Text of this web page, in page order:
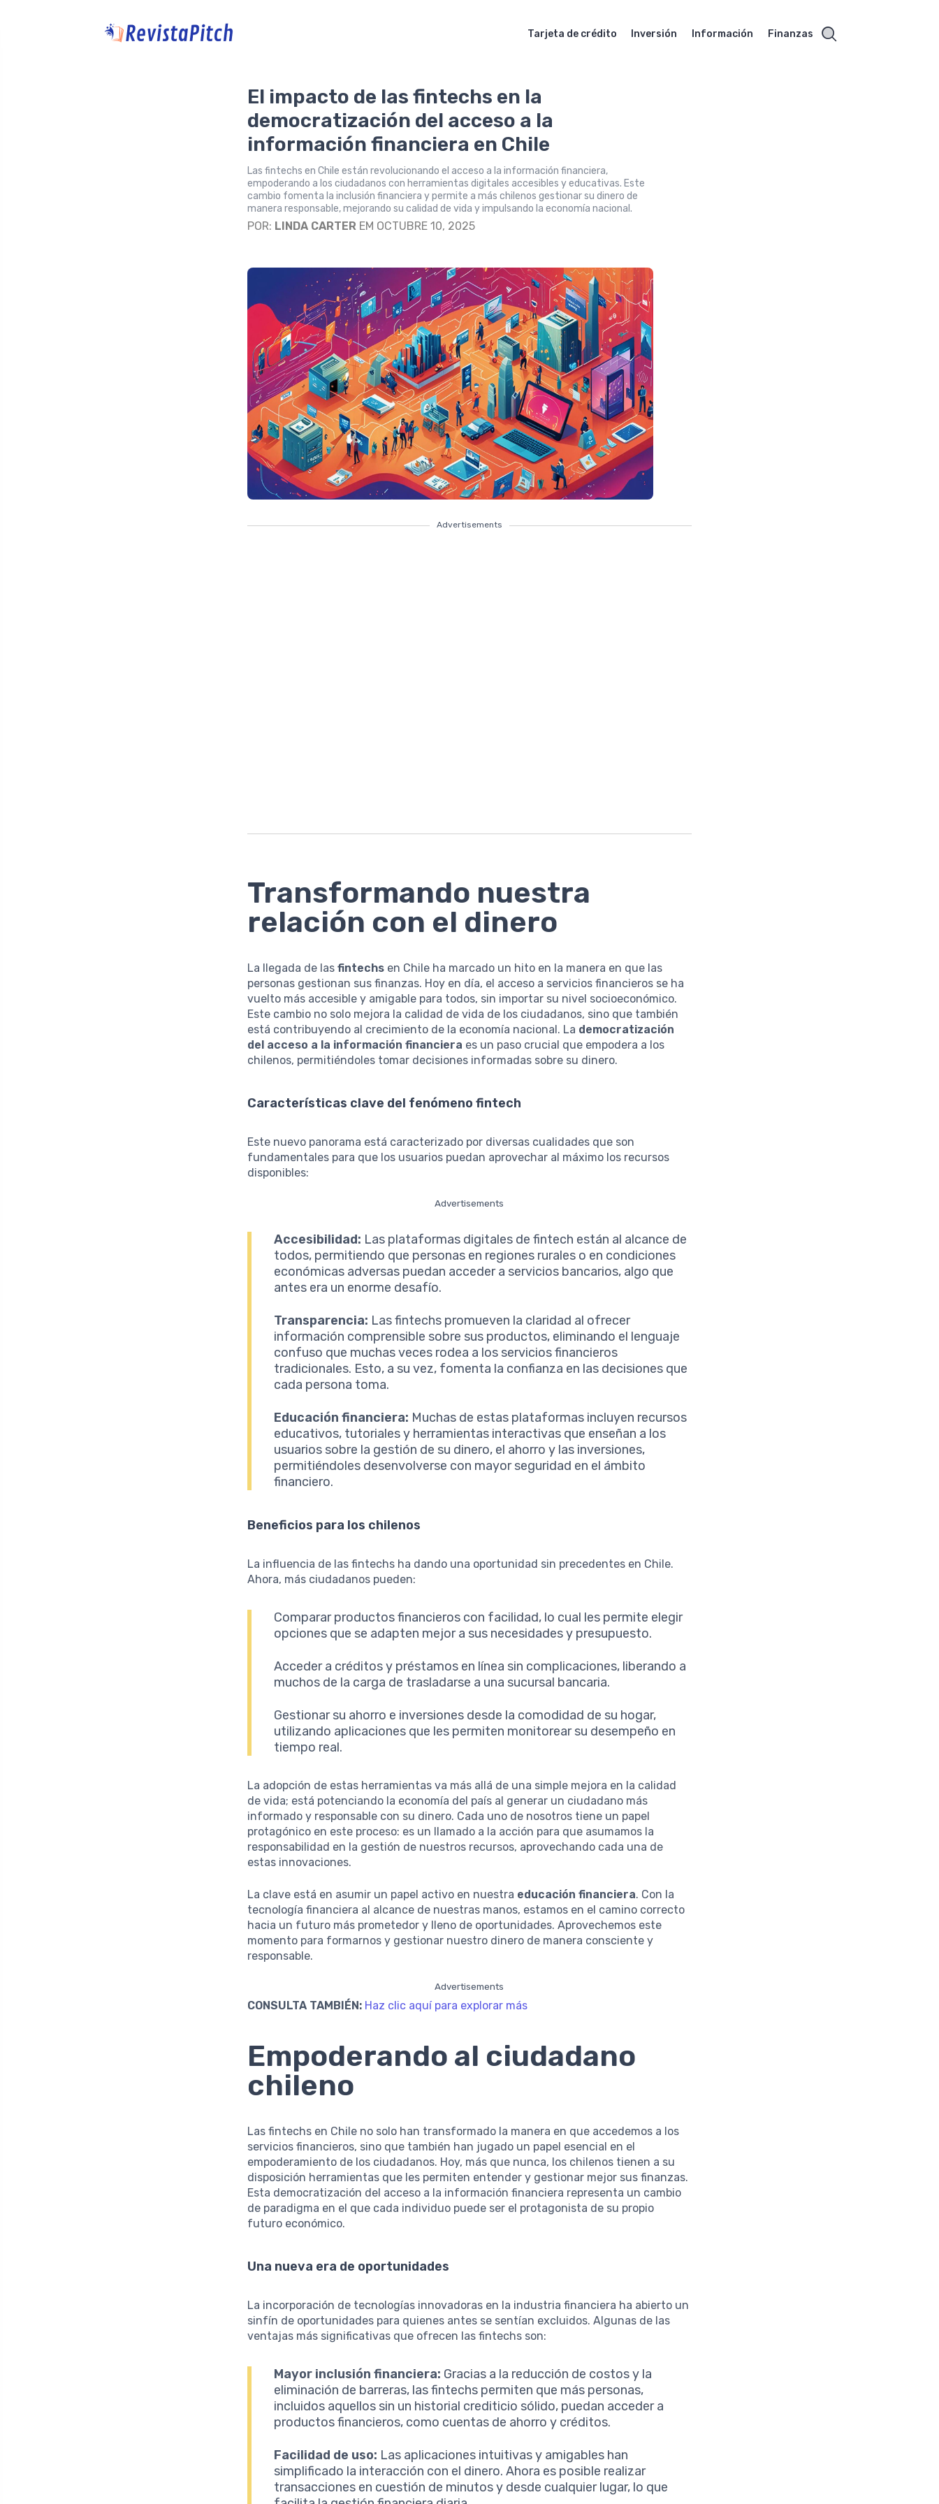
Tarjeta de crédito Inversión Información Finanzas
El impacto de las fintechs en la
democratización del acceso a la
información financiera en Chile
Las fintechs en Chile están revolucionando el acceso a la información financiera,
empoderando a los ciudadanos con herramientas digitales accesibles y educativas. Este
cambio fomenta la inclusión financiera y permite a más chilenos gestionar su dinero de
manera responsable, mejorando su calidad de vida y impulsando la economía nacional.
POR: LINDA CARTER EM OCTUBRE 10, 2025
Advertisements
Transformando nuestra
relación con el dinero
La llegada de lasfintechs en Chile ha marcado un hito en la manera en que las
personas gestionan sus finanzas. Hoy en día, el acceso a servicios financieros se ha
vuelto más accesible y amigable para todos, sin importar su nivel socioeconómico.
Este cambio no solo mejora la calidad de vida de los ciudadanos, sino que también
está contribuyendo al crecimiento de la economía nacional. La democratización
del acceso a la información financiera es un paso crucial que empodera a los
chilenos, permitiéndoles tomar decisiones informadas sobre su dinero.
Características clave del fenómeno fintech
Este nuevo panorama está caracterizado por diversas cualidades que son
fundamentales para que los usuarios puedan aprovechar al máximo los recursos
disponibles:
Advertisements
Accesibilidad: Las plataformas digitales de fintech están al alcance de
todos, permitiendo que personas en regiones rurales o en condiciones
económicas adversas puedan acceder a servicios bancarios, algo que
antes era un enorme desafío.
Transparencia: Las fintechs promueven la claridad al ofrecer
información comprensible sobre sus productos, eliminando el lenguaje
confuso que muchas veces rodea a los servicios financieros
tradicionales. Esto, a su vez, fomenta la confianza en las decisiones que
cada persona toma.
Educación financiera: Muchas de estas plataformas incluyen recursos
educativos, tutoriales y herramientas interactivas que enseñan a los
usuarios sobre la gestión de su dinero, el ahorro y las inversiones,
permitiéndoles desenvolverse con mayor seguridad en el ámbito
financiero.
Beneficios para los chilenos
La influencia de las fintechs ha dando una oportunidad sin precedentes en Chile.
Ahora, más ciudadanos pueden:
Comparar productos financieros con facilidad, lo cual les permite elegir
opciones que se adapten mejor a sus necesidades y presupuesto.
Acceder a créditos y préstamos en línea sin complicaciones, liberando a
muchos de la carga de trasladarse a una sucursal bancaria.
Gestionar su ahorro e inversiones desde la comodidad de su hogar,
utilizando aplicaciones que les permiten monitorear su desempeño en
tiempo real.
La adopción de estas herramientas va más allá de una simple mejora en la calidad
de vida; está potenciando la economía del país al generar un ciudadano más
informado y responsable con su dinero. Cada uno de nosotros tiene un papel
protagónico en este proceso: es un llamado a la acción para que asumamos la
responsabilidad en la gestión de nuestros recursos, aprovechando cada una de
estas innovaciones.
La clave está en asumir un papel activo en nuestra educación financiera. Con la
tecnología financiera al alcance de nuestras manos, estamos en el camino correcto
hacia un futuro más prometedor y lleno de oportunidades. Aprovechemos este
momento para formarnos y gestionar nuestro dinero de manera consciente y
responsable.
Advertisements
CONSULTA TAMBIÉN: Haz clic aquí para explorar más
Empoderando al ciudadano
chileno
Las fintechs en Chile no solo han transformado la manera en que accedemos a los
servicios financieros, sino que también han jugado un papel esencial en el
empoderamiento de los ciudadanos. Hoy, más que nunca, los chilenos tienen a su
disposición herramientas que les permiten entender y gestionar mejor sus finanzas.
Esta democratización del acceso a la información financiera representa un cambio
de paradigma en el que cada individuo puede ser el protagonista de su propio
futuro económico.
Una nueva era de oportunidades
La incorporación de tecnologías innovadoras en la industria financiera ha abierto un
sinfín de oportunidades para quienes antes se sentían excluidos. Algunas de las
ventajas más significativas que ofrecen las fintechs son:
Mayor inclusión financiera: Gracias a la reducción de costos y la
eliminación de barreras, las fintechs permiten que más personas,
incluidos aquellos sin un historial crediticio sólido, puedan acceder a
productos financieros, como cuentas de ahorro y créditos.
Facilidad de uso: Las aplicaciones intuitivas y amigables han
simplificado la interacción con el dinero. Ahora es posible realizar
transacciones en cuestión de minutos y desde cualquier lugar, lo que